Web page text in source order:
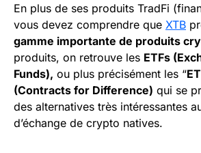
En plus de ses produits TradFi
vous devez comprendre que XTB
gamme importante de produits
produits, on retrouve les ETFs
Funds), ou plus précisément les “
(Contracts for Difference) qui se
des alternatives très intéressantes
d’échange de crypto natives.